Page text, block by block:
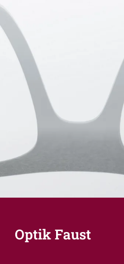
Optik Faust